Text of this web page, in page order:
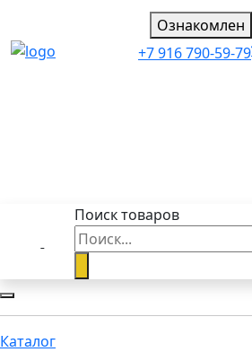
Ознакомлен
+7 916 790-59-79
Поиск товаров
Каталог